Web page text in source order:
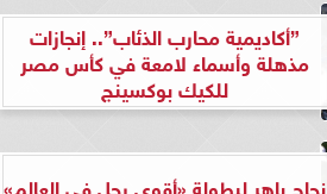
”أكاديمية محارب الذئاب”.. إنجازات
مذهلة وأسماء لامعة في كأس مصر
للكيك بوكسينج
نجاح باهر لبطولة «أقوى رجل في العالم»